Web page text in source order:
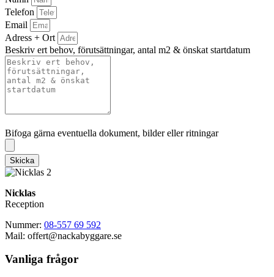
Telefon
Email
Adress + Ort
Beskriv ert behov, förutsättningar, antal m2 & önskat startdatum
Bifoga gärna eventuella dokument, bilder eller ritningar
Skicka
Nicklas
Reception
Nummer: 08-557 69 592
Mail: offert@nackabyggare.se
Vanliga frågor